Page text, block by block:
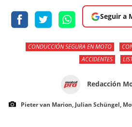
Seguir a
CONDUCCIÓN SEGURA EN MOTO
ACCIDENTES
Redacción
Pieter van Marion, Julian Schüngel,